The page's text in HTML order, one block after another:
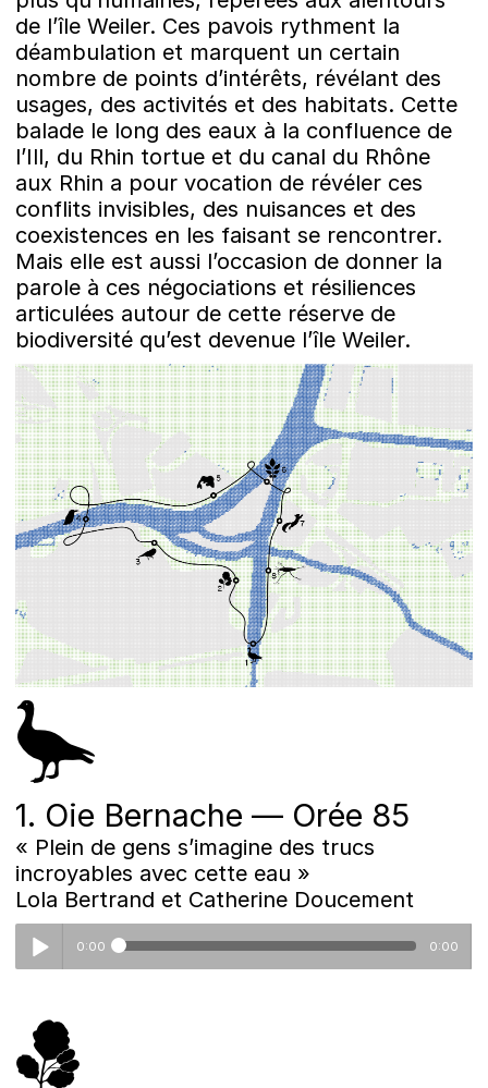
de l’île Weiler. Ces pavois rythment la
déambulation et marquent un certain
nombre de points d’intérêts, révélant des
usages, des activités et des habitats. Cette
balade le long des eaux à la confluence de
l’Ill, du Rhin tortue et du canal du Rhône
aux Rhin a pour vocation de révéler ces
conflits invisibles, des nuisances et des
coexistences en les faisant se rencontrer.
Mais elle est aussi l’occasion de donner la
parole à ces négociations et résiliences
articulées autour de cette réserve de
biodiversité qu’est devenue l’île Weiler.
1. Oie Bernache — Orée 85
« Plein de gens s’imagine des trucs
incroyables avec cette eau »
Lola Bertrand et Catherine Doucement
0:00 0:00